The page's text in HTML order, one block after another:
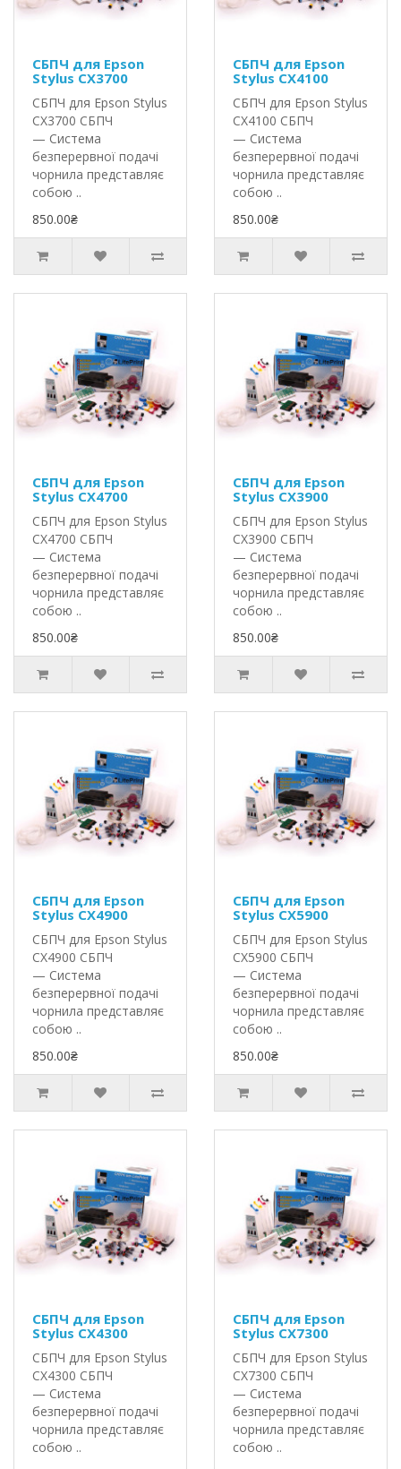
СБПЧ для Epson
Stylus CX3700
СБПЧ для Epson Stylus
CX3700 СБПЧ
— Система
безперервної подачі
чорнила представляє
собою ..
850.00₴
СБПЧ для Epson
Stylus CX4100
СБПЧ для Epson Stylus
CX4100 СБПЧ
— Система
безперервної подачі
чорнила представляє
собою ..
850.00₴
СБПЧ для Epson
Stylus CX4700
СБПЧ для Epson Stylus
CX4700 СБПЧ
— Система
безперервної подачі
чорнила представляє
собою ..
850.00₴
СБПЧ для Epson
Stylus CX3900
СБПЧ для Epson Stylus
CX3900 СБПЧ
— Система
безперервної подачі
чорнила представляє
собою ..
850.00₴
СБПЧ для Epson
Stylus CX4900
СБПЧ для Epson Stylus
CX4900 СБПЧ
— Система
безперервної подачі
чорнила представляє
собою ..
850.00₴
СБПЧ для Epson
Stylus CX5900
СБПЧ для Epson Stylus
CX5900 СБПЧ
— Система
безперервної подачі
чорнила представляє
собою ..
850.00₴
СБПЧ для Epson
Stylus CX4300
СБПЧ для Epson Stylus
CX4300 СБПЧ
— Система
безперервної подачі
чорнила представляє
собою ..
СБПЧ для Epson
Stylus CX7300
СБПЧ для Epson Stylus
CX7300 СБПЧ
— Система
безперервної подачі
чорнила представляє
собою ..